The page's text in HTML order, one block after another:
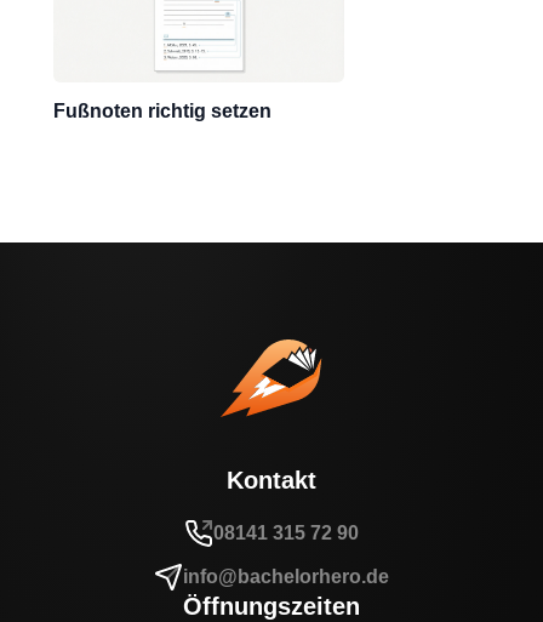
Fußnoten richtig setzen
Kontakt
08141 315 72 90
info@bachelorhero.de
Öffnungszeiten